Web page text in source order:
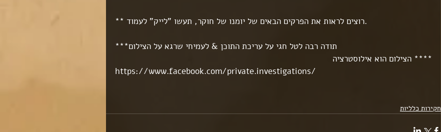
** רוצים לראות את הפרקים הבאים של יומנו של חוקר, תעשו "לייק" לעמוד.
**** הצילום הוא אילוסטרציה
https://www.facebook.com/private.investigations/
חקירות כלליות